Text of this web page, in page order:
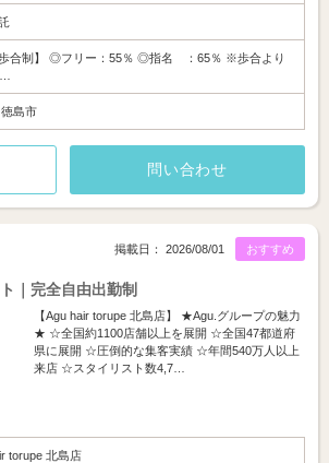
歩合制】 ◎フリー：55％ ◎指名 ：65％ ※歩合より
島市
問い合わせ
おすすめ
掲載日： 2026/08/01
｜完全自由出勤制
【Agu hair torupe 北島店】 ★Agu.グループの魅力
★ ☆全国約1100店舗以上を展開 ☆全国47都道府
県に展開 ☆圧倒的な集客実績 ☆年間540万人以上
来店 ☆スタイリスト数4,7…
torupe 北島店